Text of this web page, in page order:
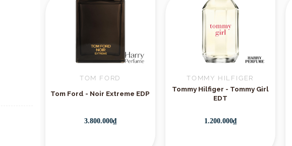
TOM FORD
Tom Ford - Noir Extreme EDP
3.800.000₫
TOMMY HILFIGER
Tommy Hilfiger - Tommy Girl
EDT
1.200.000₫